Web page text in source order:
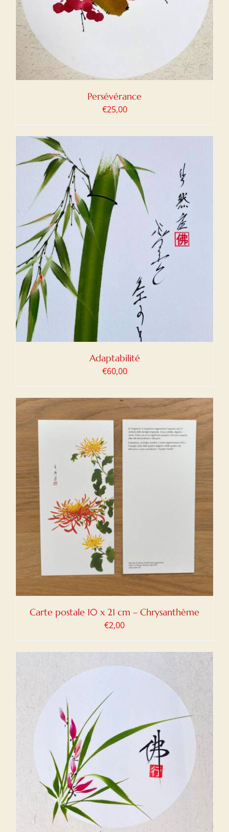
Persévérance
€25,00
Adaptabilité
€60,00
Carte postale 10 x 21 cm – Chrysanthème
€2,00